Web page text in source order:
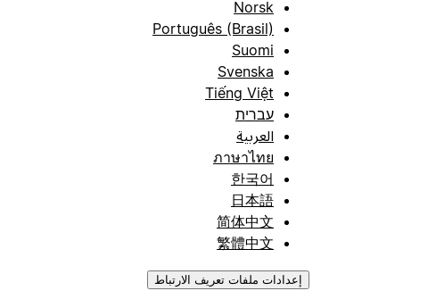
Norsk
Português (Brasil)
Suomi
Svenska
Tiếng Việt
עברית
العربية
ภาษาไทย
한국어
日本語
简体中文
繁體中文
إعدادات ملفات تعريف الارتباط